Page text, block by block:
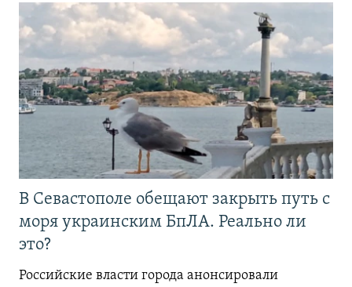
В Севастополе обещают закрыть путь с
моря украинским БпЛА. Реально ли
это?
Российские власти города анонсировали